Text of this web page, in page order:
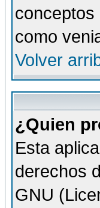
conceptos
como
Volver
¿Quien
Esta
derechos
GNU